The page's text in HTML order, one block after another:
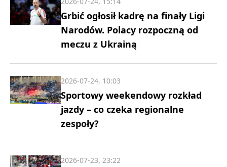
Grbić ogłosił kadrę na finały Ligi
Narodów. Polacy rozpoczną od
meczu z Ukrainą
Sportowy weekendowy rozkład
jazdy – co czeka regionalne
zespoły?
2026-07-24, 10:03
2026-07-23, 23:22